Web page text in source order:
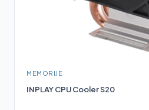
MEMORIJE
INPLAY CPU Cooler S20